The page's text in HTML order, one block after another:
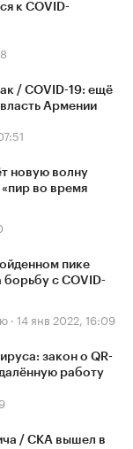
к COVID-
/ COVID-19: ещё
Армении
новую волну
во время
пике
борьбу с COVID-
· 14 янв 2022, 16:09
закон о QR-
работу
/ СКА вышел в